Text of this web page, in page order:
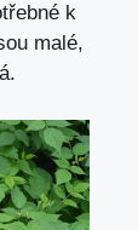
k
malé,